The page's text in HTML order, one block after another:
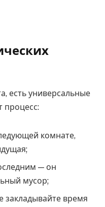
есть универсальные
процесс:
комнате,
— он
мусор;
закладывайте время